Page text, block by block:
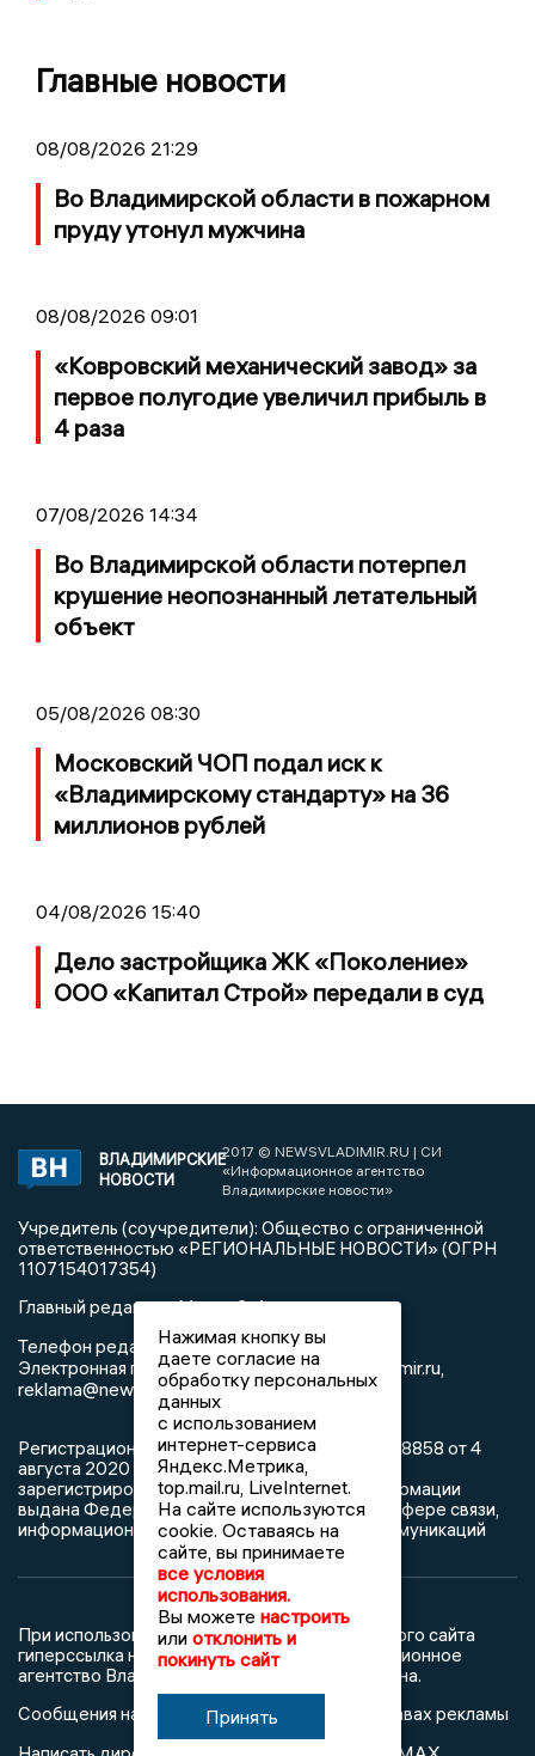
Главные новости
08/08/2026 21:29
Во Владимирской области в пожарном
пруду утонул мужчина
08/08/2026 09:01
«Ковровский механический завод» за
первое полугодие увеличил прибыль в
4 раза
07/08/2026 14:34
Во Владимирской области потерпел
крушение неопознанный летательный
объект
05/08/2026 08:30
Московский ЧОП подал иск к
«Владимирскому стандарту» на 36
миллионов рублей
04/08/2026 15:40
Дело застройщика ЖК «Поколение»
ООО «Капитал Строй» передали в суд
ВЛАДИМИРСКИЕ
НОВОСТИ
2017 © NEWSVLADIMIR.RU | СИ
«Информационное агентство
Владимирские новости»
Учредитель (соучредители): Общество с ограниченной
ответственностью «РЕГИОНАЛЬНЫЕ НОВОСТИ» (ОГРН
1107154017354)
Главный редактор: Мазов С. А.
Телефон редакции:8 (4922) 666916
Электронная почта редакции:info@newsvladimir.ru
reklama@newsvladimir.ru
Регистрационный номер: серия Эл № ФС77-78858 от 4
августа 2020 г. согласно выписке из реестра
зарегистрированных средств массовой информации
выдана Федеральной службой по надзору в сфере связи,
информационных технологий и массовых коммуникаций
При использовании любого материала с данного сайта
гиперссылка на Сетевое издание «Информационное
агентство Владимирские новости» обязательна.
Сообщения на сером фоне размещены на правах рекламы
Нажимая кнопку вы
даете согласие на
обработку персональных
данных
с использованием
интернет-сервиса
Яндекс.Метрика,
top.mail.ru, LiveInternet.
На сайте используются
cookie. Оставаясь на
сайте, вы принимаете
все условия
использования.
Вы можете настроить
или отклонить и
покинуть сайт
Принять